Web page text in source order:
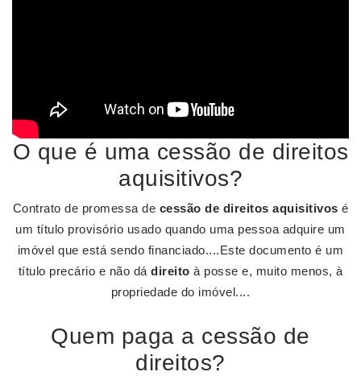
O que é uma cessão de direitos
aquisitivos?
Contrato de promessa de cessão de direitos aquisitivos é
um título provisório usado quando uma pessoa adquire um
imóvel que está sendo financiado....Este documento é um
título precário e não dá direito à posse e, muito menos, à
propriedade do imóvel....
Quem paga a cessão de
direitos?